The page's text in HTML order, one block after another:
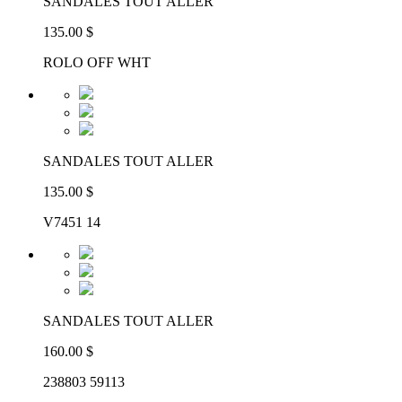
135.00 $
ROLO OFF WHT
SANDALES TOUT ALLER
135.00 $
V7451 14
SANDALES TOUT ALLER
160.00 $
238803 59113